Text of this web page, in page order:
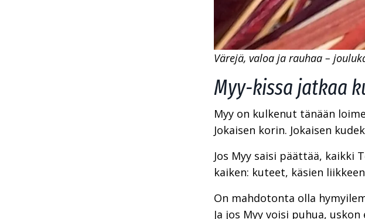
Värejä, valoa ja rauhaa –
Myy-kissa jatkaa
Myy on kulkenut tänään
Jokaisen korin. Jokaisen
Jos Myy saisi päättää,
kaiken: kuteet, käsien
On mahdotonta olla
Ja jos Myy voisi puhua,